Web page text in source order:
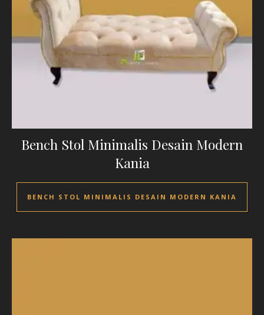
Bench Stol Minimalis Desain Modern
Kania
BENCH STOL MINIMALIS DESAIN MODERN KANIA